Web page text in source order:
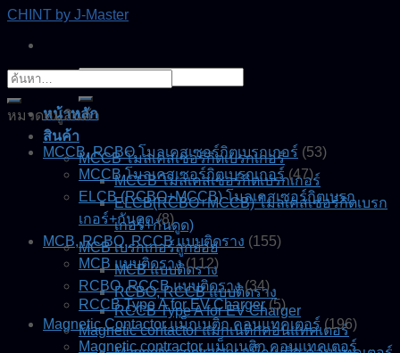
Skip
content
CHINT by J-Master
หน้าหลัก
สินค้า
MCCB โมลเคสเซอร์กิตเบรกเกอร์
MCCB โมลเคสเซอร์กิตเบรกเกอร์
ELCB(RCBO+MCCB) โมลเคสเซอร์กิตเบรก
เกอร์+กันดูด)
MCB เบรกเกอร์ลูกย่อย
MCB แบบติดราง
RCBO, RCCB แบบติดราง
RCCB Type A for EV Charger
Magnetic contactor แมกเนติกคอนแทคเตอร์
ค้นหา:
หมวดหมู่สินค้า
MCCB, RCBO โมลเคสเซอร์กิตเบรกเกอร์ (53)
MCCB โมลเคสเซอร์กิตเบรกเกอร์ (47)
ELCB (RCBO+MCCB) โมลเคสเซอร์กิตเบรก
เกอร์+กันดูด (8)
MCB, RCBO, RCCB แบบติดราง (155)
MCB แบบติดราง (112)
RCBO, RCCB แบบติดราง (34)
RCCB Type A for EV Charger (5)
Magnetic Contactor แม็กเนติก คอนแทคเตอร์ (196)
Magnetic contractor แม็กเนติก คอนแทคเตอร์